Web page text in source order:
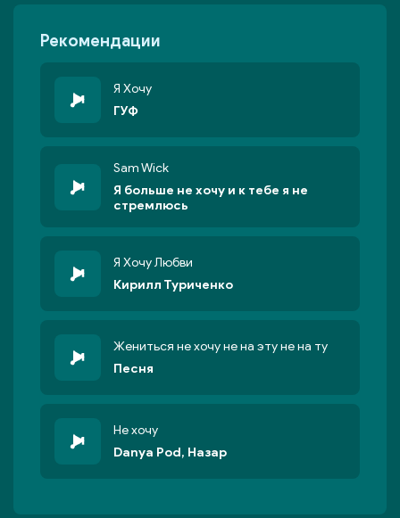
Рекомендации
Я Хочу
ГУФ
Sam Wick
Я больше не хочу и к тебе я не
стремлюсь
Я Хочу Любви
Кирилл Туриченко
Жениться не хочу не на эту не на ту
Песня
Не хочу
Danya Pod, Назар